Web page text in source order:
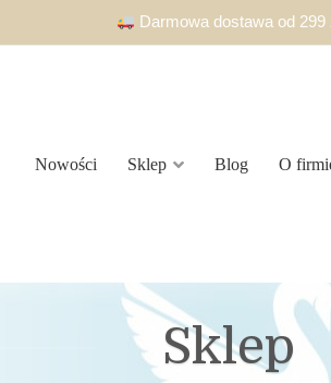
Darmowa dostawa od 299
Nowości Sklep Blog O
Sklep